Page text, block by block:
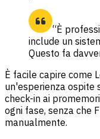
“È
include un
Questo fa
È facile capire come
un'esperienza ospite
check-in ai
ogni fase, senza che
manualmente.